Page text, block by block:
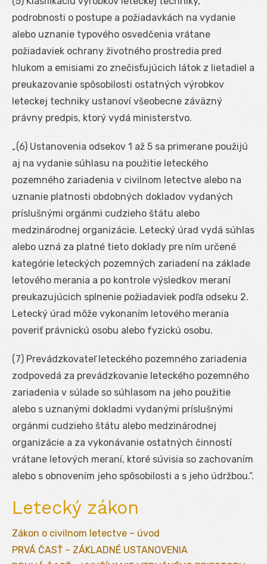
podrobnosti o postupe a požiadavkách na vydanie
alebo uznanie typového osvedčenia vrátane
požiadaviek ochrany životného prostredia pred
hlukom a emisiami zo znečisťujúcich látok z lietadiel a
preukazovanie spôsobilosti ostatných výrobkov
leteckej techniky ustanoví všeobecne záväzný
právny predpis, ktorý vydá ministerstvo.
„(6) Ustanovenia odsekov 1 až 5 sa primerane použijú
aj na vydanie súhlasu na použitie leteckého
pozemného zariadenia v civilnom letectve alebo na
uznanie platnosti obdobných dokladov vydaných
príslušnými orgánmi cudzieho štátu alebo
medzinárodnej organizácie. Letecký úrad vydá súhlas
alebo uzná za platné tieto doklady pre ním určené
kategórie leteckých pozemných zariadení na základe
letového merania a po kontrole výsledkov meraní
preukazujúcich splnenie požiadaviek podľa odseku 2.
Letecký úrad môže vykonaním letového merania
poveriť právnickú osobu alebo fyzickú osobu.
(7) Prevádzkovateľ leteckého pozemného zariadenia
zodpovedá za prevádzkovanie leteckého pozemného
zariadenia v súlade so súhlasom na jeho použitie
alebo s uznanými dokladmi vydanými príslušnými
orgánmi cudzieho štátu alebo medzinárodnej
organizácie a za vykonávanie ostatných činností
vrátane letových meraní, ktoré súvisia so zachovaním
alebo s obnovením jeho spôsobilosti a s jeho údržbou.“.
Letecký zákon
Zákon o civilnom letectve – úvod
PRVÁ ČASŤ – ZÁKLADNÉ USTANOVENIA